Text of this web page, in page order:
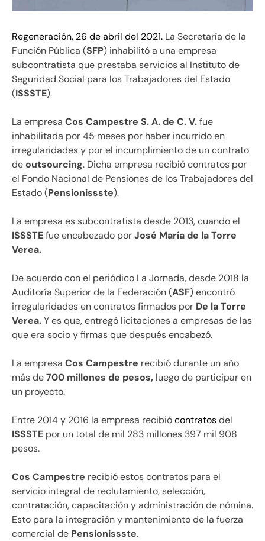
Regeneración, 26 de abril del 2021. La Secretaría de la
Función Pública (SFP) inhabilitó a una empresa
subcontratista que prestaba servicios al Instituto de
Seguridad Social para los Trabajadores del Estado
(ISSSTE).
La empresa Cos Campestre S. A. de C. V.fue
inhabilitada por 45 meses por haber incurrido en
irregularidades y por el incumplimiento de un contrato
deoutsourcing. Dicha empresa recibió contratos por
el Fondo Nacional de Pensiones de los Trabajadores del
Estado (Pensionissste).
La empresa es subcontratista desde 2013, cuando el
ISSSTEfue encabezado porJosé María de la Torre
Verea.
De acuerdo con el periódico La Jornada, desde 2018 la
Auditoría Superior de la Federación (ASF) encontró
irregularidades en contratos firmados por De la Torre
Verea.Y es que, entregó licitaciones a empresas de las
que era socio y firmas que después encabezó.
La empresa Cos Campestre recibió durante un año
más de700 millones de pesos, luego de participar en
un proyecto.
Entre 2014 y 2016 la empresa recibiócontratosdel
ISSSTE por un total de mil 283 millones 397 mil 908
pesos.
Cos Campestre recibió estos contratos para el
servicio integral de reclutamiento, selección,
contratación, capacitación y administración de nómina.
Esto para la integración y mantenimiento de la fuerza
comercial de Pensionissste.